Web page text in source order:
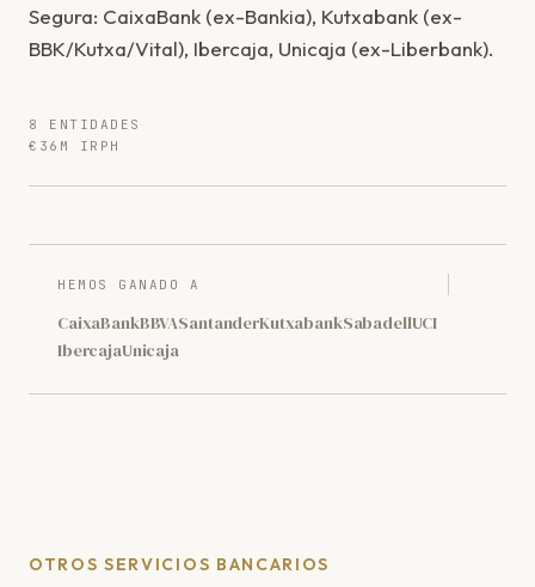
Segura: CaixaBank (ex-Bankia), Kutxabank (ex-
BBK/Kutxa/Vital), Ibercaja, Unicaja (ex-Liberbank).
8 ENTIDADES
€36M IRPH
HEMOS GANADO A
CaixaBankBBVASantanderKutxabankSabadellUCI
IbercajaUnicaja
OTROS SERVICIOS BANCARIOS